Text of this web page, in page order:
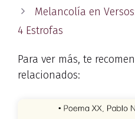
Melancolía en
4 Estrofas
Para ver más, te
relacionados: